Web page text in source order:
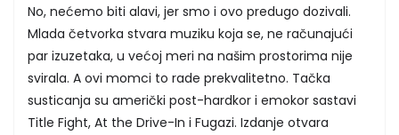
No, nećemo biti alavi, jer smo i ovo predugo dozivali.
Mlada četvorka stvara muziku koja se, ne računajući
par izuzetaka, u većoj meri na našim prostorima nije
svirala. A ovi momci to rade prekvalitetno. Tačka
susticanja su američki post-hardkor i emokor sastavi
Title Fight, At the Drive-In i Fugazi. Izdanje otvara